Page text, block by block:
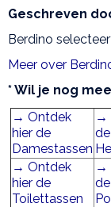
Geschreven
Berdino
Meer over
* Wil je nog
→ Ontdek
hier de
Damestassen
→
de
→ Ontdek
hier de
Toilettassen
→
de